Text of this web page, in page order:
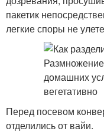
пакетик
легкие споры не
Перед посевом
отделились от вайи.